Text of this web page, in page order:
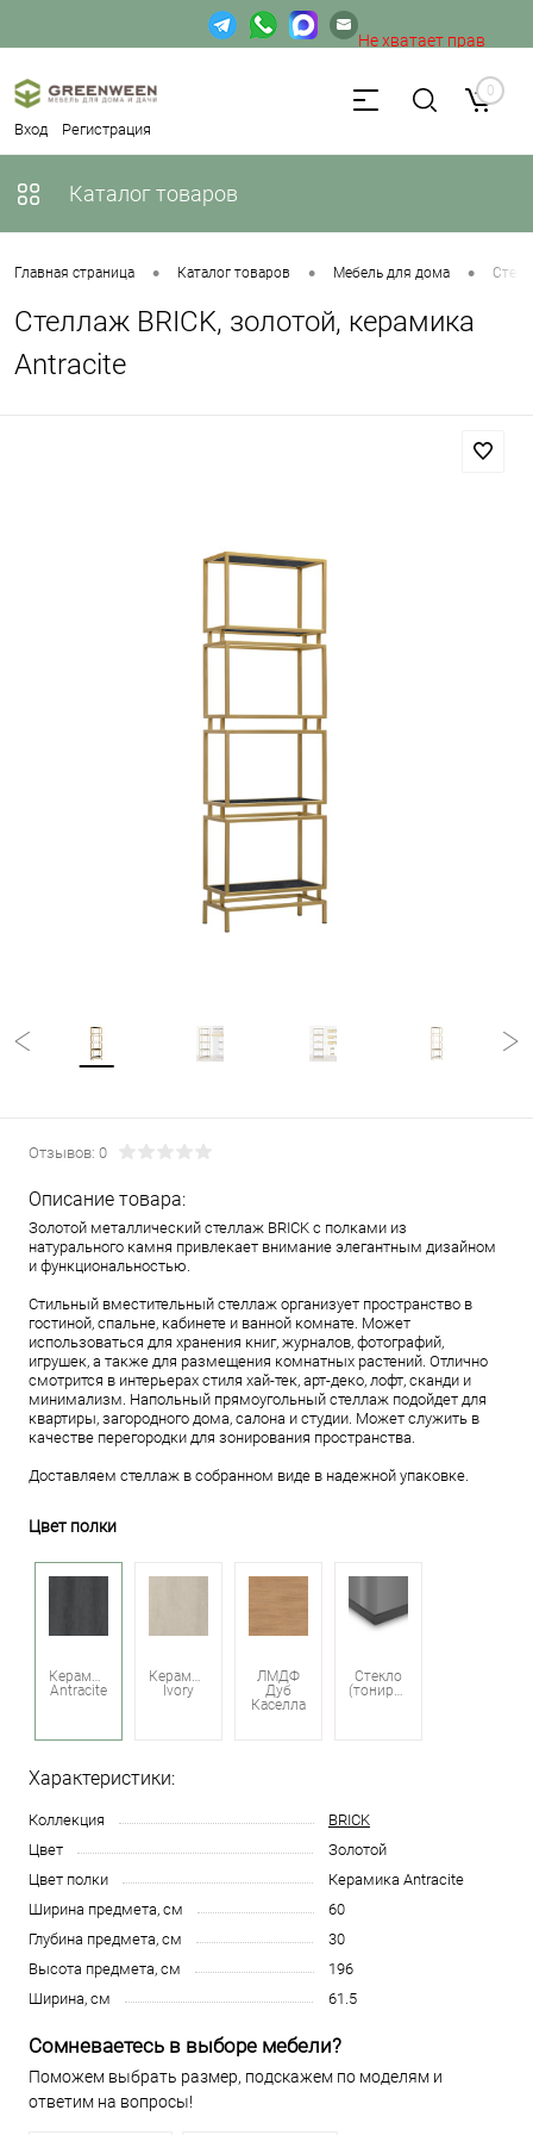
Вход Регистрация
Не хватает прав
доступа к веб-форме. 0
Каталог товаров
Главная страница • Каталог товаров • Мебель для дома •
Стеллаж BRICK, золотой, керамика
Antracite
Отзывов: 0
Описание товара:
Золотой металлический стеллаж BRICK с полками из
натурального камня привлекает внимание элегантным дизайном
и функциональностью.
Стильный вместительный стеллаж организует пространство в
гостиной, спальне, кабинете и ванной комнате. Может
использоваться для хранения книг, журналов, фотографий,
игрушек, а также для размещения комнатных растений. Отлично
смотрится в интерьерах стиля хай-тек, арт-деко, лофт, сканди и
минимализм. Напольный прямоугольный стеллаж подойдет для
квартиры, загородного дома, салона и студии. Может служить в
качестве перегородки для зонирования пространства.
Доставляем стеллаж в собранном виде в надежной упаковке.
Цвет полки
Керамика
Antracite
Керамика
Ivory
ЛМДФ
Дуб
Каселла
Стекло
(тонированное)
Характеристики:
Коллекция
BRICK
Цвет
Золотой
Цвет полки
Керамика Antracite
Ширина предмета, см
60
Глубина предмета, см
30
Высота предмета, см
196
Ширина, см
61.5
Сомневаетесь в выборе мебели?
Поможем выбрать размер, подскажем по моделям и
ответим на вопросы!